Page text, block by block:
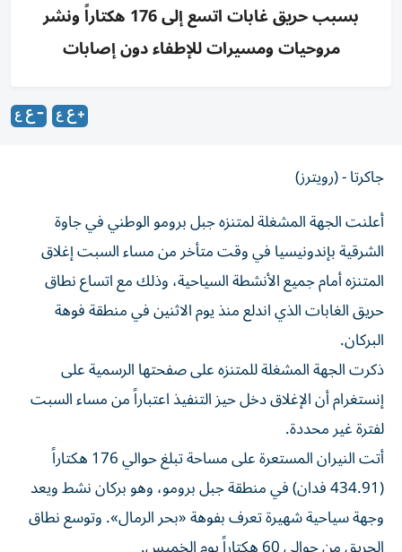
بسبب حريق غابات اتسع إلى 176 هكتاراً ونشر
مروحيات ومسيرات للإطفاء دون إصابات
جاكرتا - (رويترز)
أعلنت الجهة المشغلة لمتنزه جبل برومو الوطني في جاوة
الشرقية بإندونيسيا ‌في وقت متأخر من مساء السبت إغلاق
المتنزه ​أمام ⁠جميع الأنشطة السياحية، وذلك مع ‌اتساع نطاق
حريق الغابات ‌الذي اندلع منذ يوم الاثنين في منطقة فوهة
البركان.
ذكرت الجهة المشغلة للمتنزه على ‌صفحتها الرسمية على
إنستغرام أن الإغلاق دخل حيز ⁠التنفيذ اعتباراً من مساء السبت
لفترة غير محددة.
أتت النيران المستعرة على مساحة تبلغ حوالي 176 هكتاراً
(434.91 فدان) في منطقة جبل برومو، وهو بركان نشط ويعد
وجهة ​سياحية شهيرة تعرف بفوهة «بحر الرمال». وتوسع نطاق